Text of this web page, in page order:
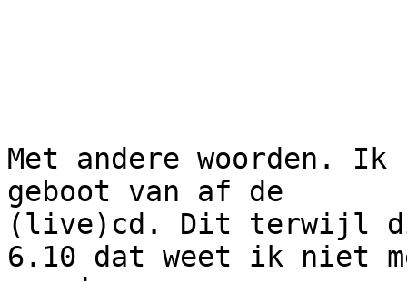
Met andere woorden.
geboot van af de
(live)cd. Dit terwijl
6.10 dat weet ik niet